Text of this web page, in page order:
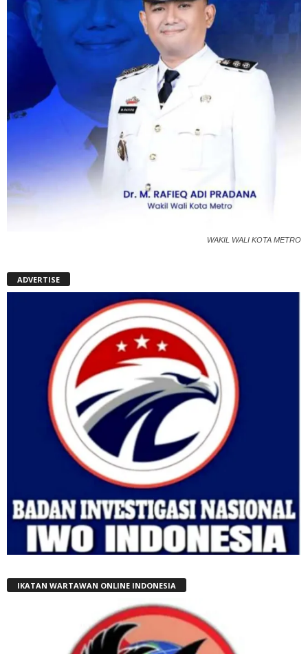
WAKIL WALI KOTA METRO
ADVERTISE
IKATAN WARTAWAN ONLINE INDONESIA